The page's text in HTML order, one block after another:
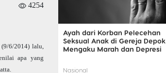
4254
(9/6/2014) lalu,
apa yang
Ayah dari Korban Pelecehan
Seksual Anak di Gereja Depok
Mengaku Marah dan Depresi
Nasional